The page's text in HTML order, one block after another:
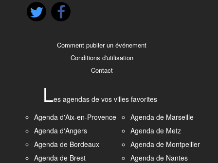
Comment publier un événement
Conditions d'utilisation
Contact
Les agendas de vos villes favorites
Agenda d'Aix-en-Provence
Agenda d'Angers
Agenda de Bordeaux
Agenda de Brest
Agenda de Marseille
Agenda de Metz
Agenda de Montpellier
Agenda de Nantes